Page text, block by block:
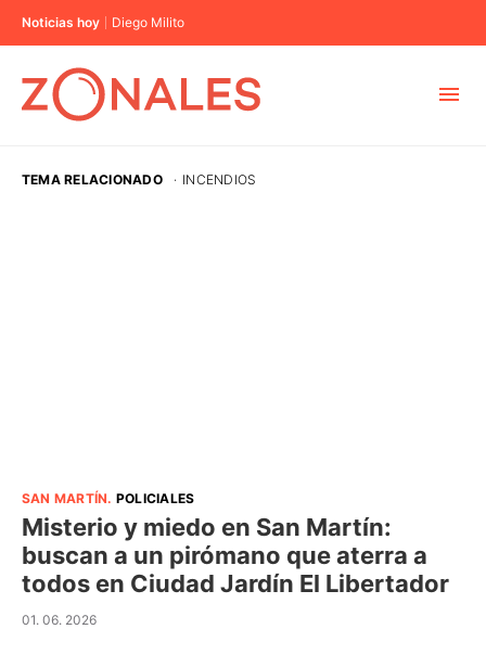
Noticias hoy Diego Milito
TEMA RELACIONADO · INCENDIOS
SAN MARTÍN. POLICIALES
Misterio y miedo en San Martín:
buscan a un pirómano que aterra a
todos en Ciudad Jardín El Libertador
01. 06. 2026